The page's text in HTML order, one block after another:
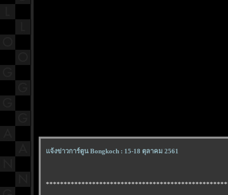
จ้งข่าวการ์ตูน Bongkoch : 15-18 ตุลาคม 2561